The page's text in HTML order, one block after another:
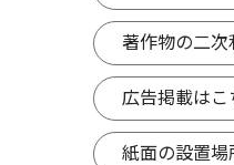
著作物の二次
広告掲載はこ
紙面の設置場